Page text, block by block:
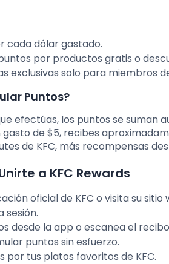
cada dólar gastado.
por productos gratis o
exclusivas solo para miembros
Puntos?
efectúas, los puntos se suman
gasto de $5, recibes
de KFC, más recompensas
a KFC Rewards
oficial de KFC o visita su sitio
sesión.
desde la app o escanea el
puntos sin esfuerzo.
por tus platos favoritos de KFC.